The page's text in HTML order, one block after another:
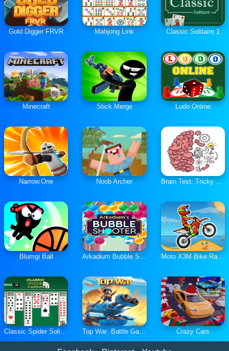
Gold Digger FRVR Mahjong Link Classic Solitaire 1
Minecraft Stick Merge Ludo Online
Narrow.One Noob Archer Brain Test: Tricky Puzzles
Blumgi Ball Arkadium Bubble Shooter Moto X3M Bike Race Game
Classic Spider Solitaire Top War: Battle Game Crazy Cars